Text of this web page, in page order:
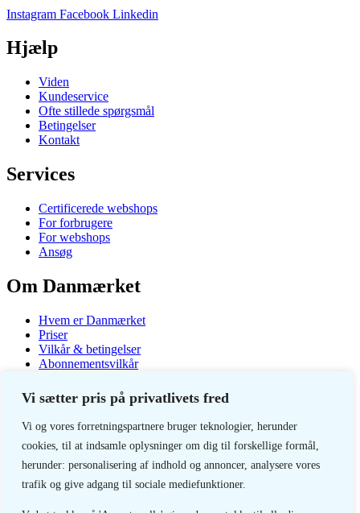
Vi sætter pris på privatlivets fred
Vi og vores forretningspartnere bruger teknologier, herunder
cookies, til at indsamle oplysninger om dig til forskellige formål,
herunder: personalisering af indhold og annoncer, analysere vores
trafik og give adgang til sociale mediefunktioner.
Instagram Facebook Linkedin
Hjælp
Viden
Kundeservice
Ofte stillede spørgsmål
Betingelser
Kontakt
Services
Certificerede webshops
For forbrugere
For webshops
Ansøg
Om Danmærket
Hvem er Danmærket
Priser
Vilkår & betingelser
Abonnementsvilkår
Copyright 2026 - Danmærket
Danmærket
Kronprinsensgade 75
6700 Esbjerg